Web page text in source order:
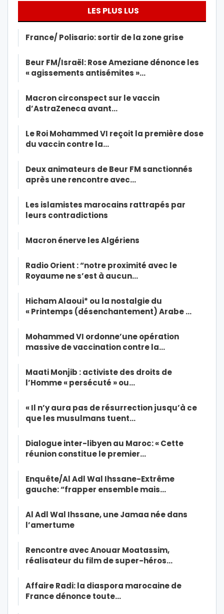
LES PLUS LUS
France/ Polisario: sortir de la zone grise
Beur FM/Israël: Rose Ameziane dénonce les
« agissements antisémites »…
Macron circonspect sur le vaccin
d’AstraZeneca avant…
Le Roi Mohammed VI reçoit la première dose
du vaccin contre la…
Deux animateurs de Beur FM sanctionnés
après une rencontre avec…
Les islamistes marocains rattrapés par
leurs contradictions
Macron énerve les Algériens
Radio Orient : “notre proximité avec le
Royaume ne s’est à aucun…
Hicham Alaoui* ou la nostalgie du
« Printemps (désenchantement) Arabe …
Mohammed VI ordonne’une opération
massive de vaccination contre la…
Maati Monjib : activiste des droits de
l’Homme « persécuté » ou…
« Il n’y aura pas de résurrection jusqu’à ce
que les musulmans tuent…
Dialogue inter-libyen au Maroc: « Cette
réunion constitue le premier…
Enquête/Al Adl Wal Ihssane-Extrême
gauche: “frapper ensemble mais…
Al Adl Wal Ihssane, une Jamaa née dans
l’amertume
Rencontre avec Anouar Moatassim,
réalisateur du film de super-héros…
Affaire Radi: la diaspora marocaine de
France dénonce toute…